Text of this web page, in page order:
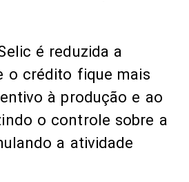
é reduzida a
o crédito fique mais
à produção e ao
o controle sobre a
a atividade